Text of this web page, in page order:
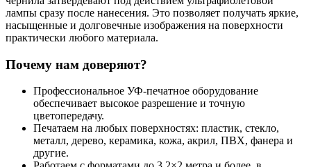
лампы сразу после нанесения. Это позволяет получать яркие,
насыщенные и долговечные изображения на поверхности
практически любого материала.
Почему нам доверяют?
Профессиональное УФ-печатное оборудование
обеспечивает высокое разрешение и точную
цветопередачу.
Печатаем на любых поверхностях: пластик, стекло,
металл, дерево, керамика, кожа, акрил, ПВХ, фанера и
другие.